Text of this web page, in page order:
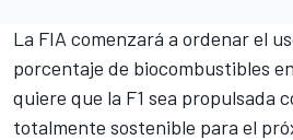
La FIA comenzará a ordenar el
porcentaje de biocombustibles
quiere que la F1 sea propulsada
totalmente sostenible para el